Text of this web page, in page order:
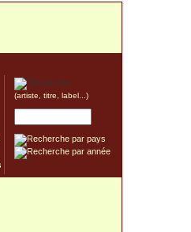
(artiste, titre, label...)